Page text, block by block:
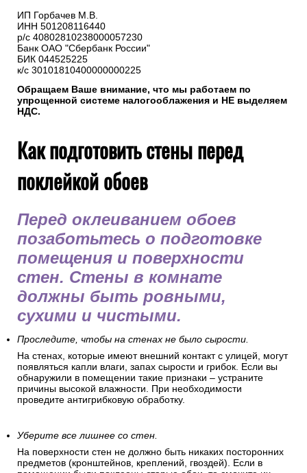
ИП Горбачев М.В.
ИНН 501208116440
р/с 40802810238000057230
Банк ОАО "Сбербанк России"
БИК 044525225
к/с 30101810400000000225
Обращаем Ваше внимание, что мы работаем по
упрощенной системе налогооблажения и НЕ выделяем
НДС.
Как подготовить стены перед
поклейкой обоев
Перед оклеиванием обоев
позаботьтесь о подготовке
помещения и поверхности
стен. Стены в комнате
должны быть ровными,
сухими и чистыми.
Проследите, чтобы на стенах не было сырости.
На стенах, которые имеют внешний контакт с улицей, могут
появляться капли влаги, запах сырости и грибок. Если вы
обнаружили в помещении такие признаки – устраните
причины высокой влажности. При необходимости
проведите антигрибковую обработку.
Уберите все лишнее со стен.
На поверхности стен не должно быть никаких посторонних
предметов (кронштейнов, креплений, гвоздей). Если в